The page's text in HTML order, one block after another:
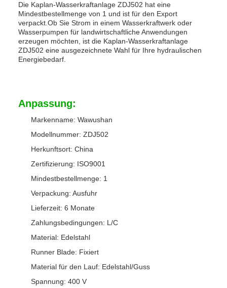
Die Kaplan-Wasserkraftanlage ZDJ502 hat eine
Mindestbestellmenge von 1 und ist für den Export
verpackt.Ob Sie Strom in einem Wasserkraftwerk oder
Wasserpumpen für landwirtschaftliche Anwendungen
erzeugen möchten, ist die Kaplan-Wasserkraftanlage
ZDJ502 eine ausgezeichnete Wahl für Ihre hydraulischen
Energiebedarf.
Anpassung:
Markenname: Wawushan
Modellnummer: ZDJ502
Herkunftsort: China
Zertifizierung: ISO9001
Mindestbestellmenge: 1
Verpackung: Ausfuhr
Lieferzeit: 6 Monate
Zahlungsbedingungen: L/C
Material: Edelstahl
Runner Blade: Fixiert
Material für den Lauf: Edelstahl/Guss
Spannung: 400 V